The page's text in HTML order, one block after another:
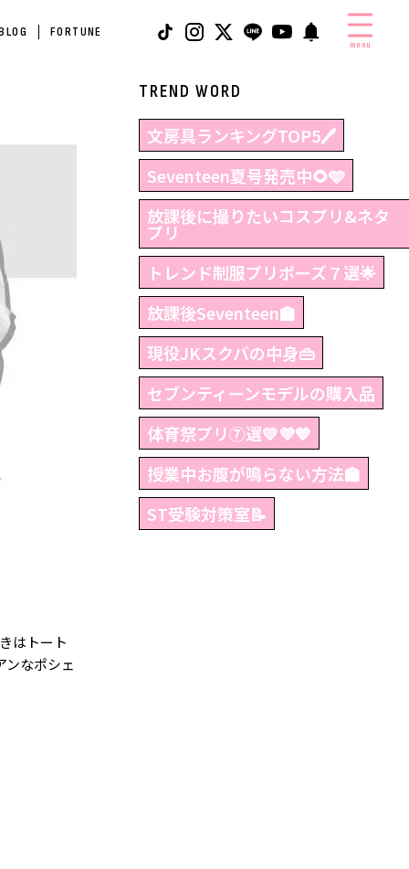
FORTUNE
menu
はトート
なポシェ
TREND WORD
文房具ランキングTOP5🖊
Seventeen夏号発売中🌻🩵
放課後に撮りたいコスプリ&ネタ
プリ
トレンド制服プリポーズ７選🌟
放課後Seventeen🏫
現役JKスクバの中身👜
セブンティーンモデルの購入品
体育祭プリ⑦選💛💜💙
授業中お腹が鳴らない方法🏫
ST受験対策室📝